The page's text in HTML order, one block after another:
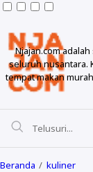
Njajan.com
seluruh nusantara.
tempat makan
Beranda kuliner